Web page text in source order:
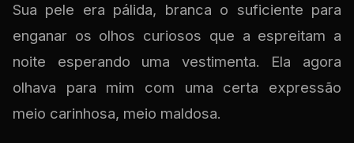
Sua pele era pálida, branca o suficiente para
enganar os olhos curiosos que a espreitam a
noite esperando uma vestimenta. Ela agora
olhava para mim com uma certa expressão
meio carinhosa, meio maldosa.